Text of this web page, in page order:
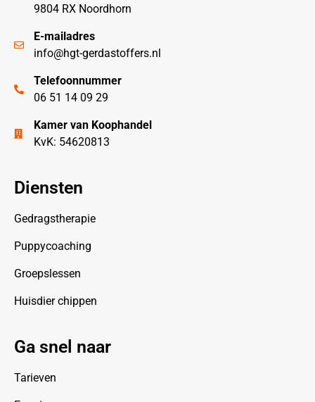
9804 RX Noordhorn
E-mailadres
info@hgt-gerdastoffers.nl
Telefoonnummer
06 51 14 09 29
Kamer van Koophandel
KvK: 54620813
Diensten
Gedragstherapie
Puppycoaching
Groepslessen
Huisdier chippen
Ga snel naar
Tarieven